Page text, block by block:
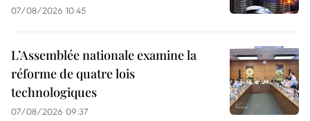
07/08/2026 10:45
L’Assemblée nationale examine la
réforme de quatre lois
technologiques
07/08/2026 09:37